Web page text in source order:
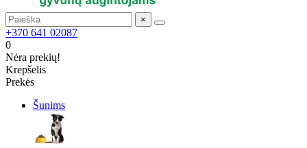
×
+370 641 02087
0
Nėra prekių!
Krepšelis
Prekės
Šunims